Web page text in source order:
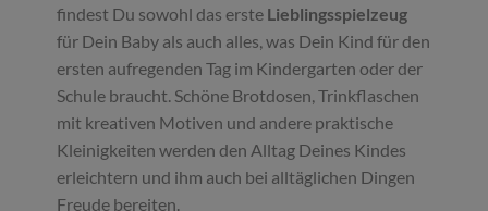
findest Du sowohl das erste Lieblingsspielzeug
für Dein Baby als auch alles, was Dein Kind für den
ersten aufregenden Tag im Kindergarten oder der
Schule braucht. Schöne Brotdosen, Trinkflaschen
mit kreativen Motiven und andere praktische
Kleinigkeiten werden den Alltag Deines Kindes
erleichtern und ihm auch bei alltäglichen Dingen
Freude bereiten.